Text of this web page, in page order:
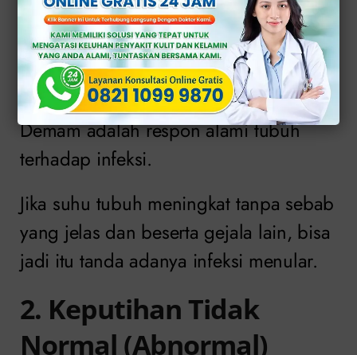
Berikut beberapa gejala umum yang
perlu Anda waspadai:
1. Demam
Demam adalah respon alami tubuh
terhadap infeksi.
Jika suhu tubuh meningkat tanpa sebab
yang jelas dan beserta gejala lain, bisa
jadi itu tanda adanya infeksi menular.
2. Keputihan Tidak
Normal (Abnormal)